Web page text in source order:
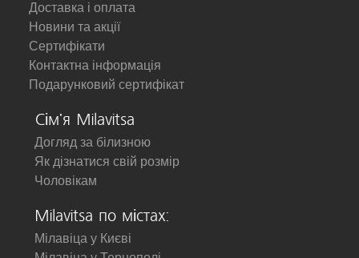
Доставка і оплата
Новини та акції
Сертифікати
Контактна інформація
Подарунковий сертифікат
Сім'я Milavitsa
Догляд за білизною
Як дізнатися свій розмір
Чоловікам
Milavitsa по містах:
Мілавіца у Києві